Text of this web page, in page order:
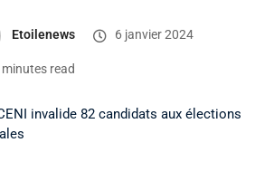
Etoilenews 6 janvier 2024
read